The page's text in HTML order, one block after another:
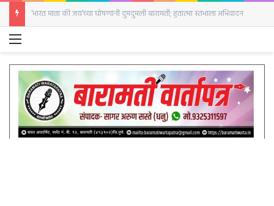
‘भारत माता की जय’च्या घोषणांनी दुमदुमली बारामती; हुतात्मा स्तंभाला अभिवादन
Menu